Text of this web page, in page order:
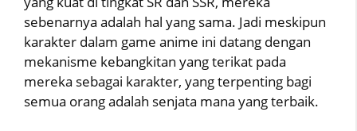
sebenarnya adalah hal yang sama. Jadi meskipun
karakter dalam game anime ini datang dengan
mekanisme kebangkitan yang terikat pada
mereka sebagai karakter, yang terpenting bagi
semua orang adalah senjata mana yang terbaik.